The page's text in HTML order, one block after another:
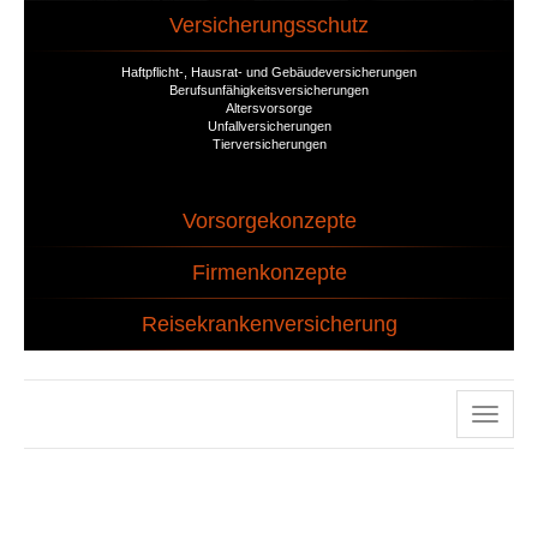
Versicherungsschutz
Haftpflicht-, Hausrat- und Gebäudeversicherungen
Berufsunfähigkeitsversicherungen
Altersvorsorge
Unfallversicherungen
Tierversicherungen
Vorsorgekonzepte
Firmenkonzepte
Reisekrankenversicherung
ein-/